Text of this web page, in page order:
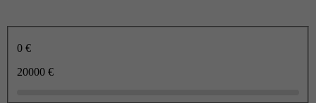
0 €
20000 €